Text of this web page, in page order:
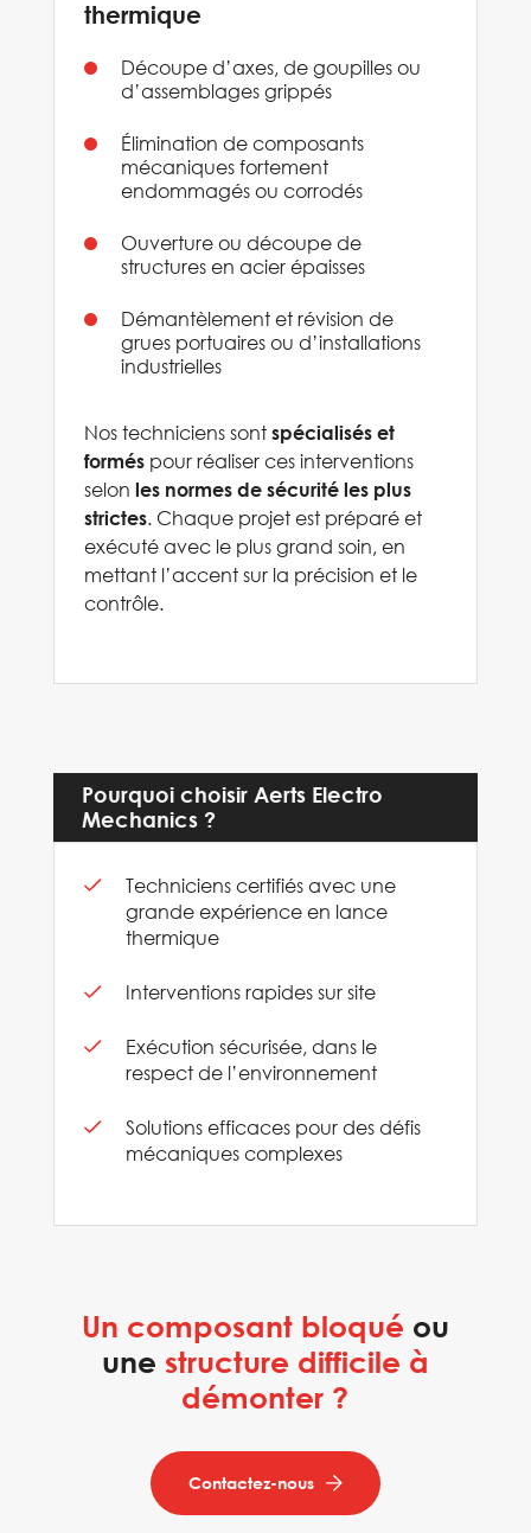
thermique
Découpe d’axes, de goupilles ou
d’assemblages grippés
Élimination de composants
mécaniques fortement
endommagés ou corrodés
Ouverture ou découpe de
structures en acier épaisses
Démantèlement et révision de
grues portuaires ou d’installations
industrielles
Nos techniciens sont spécialisés et
forméspour réaliser ces interventions
selon les normes de sécurité les plus
strictes. Chaque projet est préparé et
exécuté avec le plus grand soin, en
mettant l’accent sur la précision et le
contrôle.
Pourquoi choisir Aerts Electro
Mechanics ?
Techniciens certifiés avec une
grande expérience en lance
thermique
Interventions rapides sur site
Exécution sécurisée, dans le
respect de l’environnement
Solutions efficaces pour des défis
mécaniques complexes
Un composant bloqué ou
une structure difficile à
démonter ?
Contactez-nous